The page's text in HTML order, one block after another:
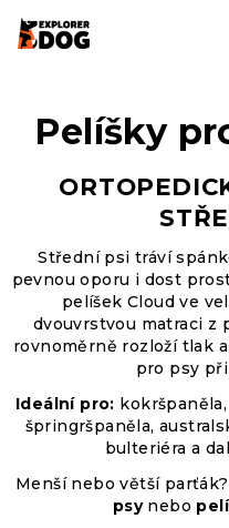
na
obsah
Pelíšky
Střední psi tráví
pevnou oporu i dost
pelíšek Cloud ve
dvouvrstvou matraci z
rovnoměrně rozloží tlak
pro psy
Ideální pro:
špringršpaněla,
bulteriéra a
Menší nebo větší
psynebo